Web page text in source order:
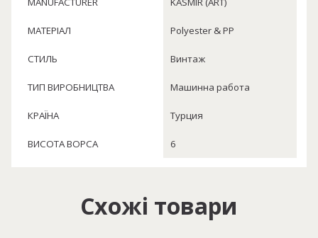
МАТЕРІАЛ Polyester & PP
СТИЛЬ Винтаж
ТИП ВИРОБНИЦТВА Машинна работа
КРАЇНА Турция
ВИСОТА ВОРСА 6
Схожі товари